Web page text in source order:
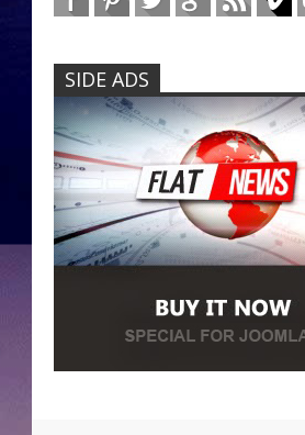
SIDE ADS